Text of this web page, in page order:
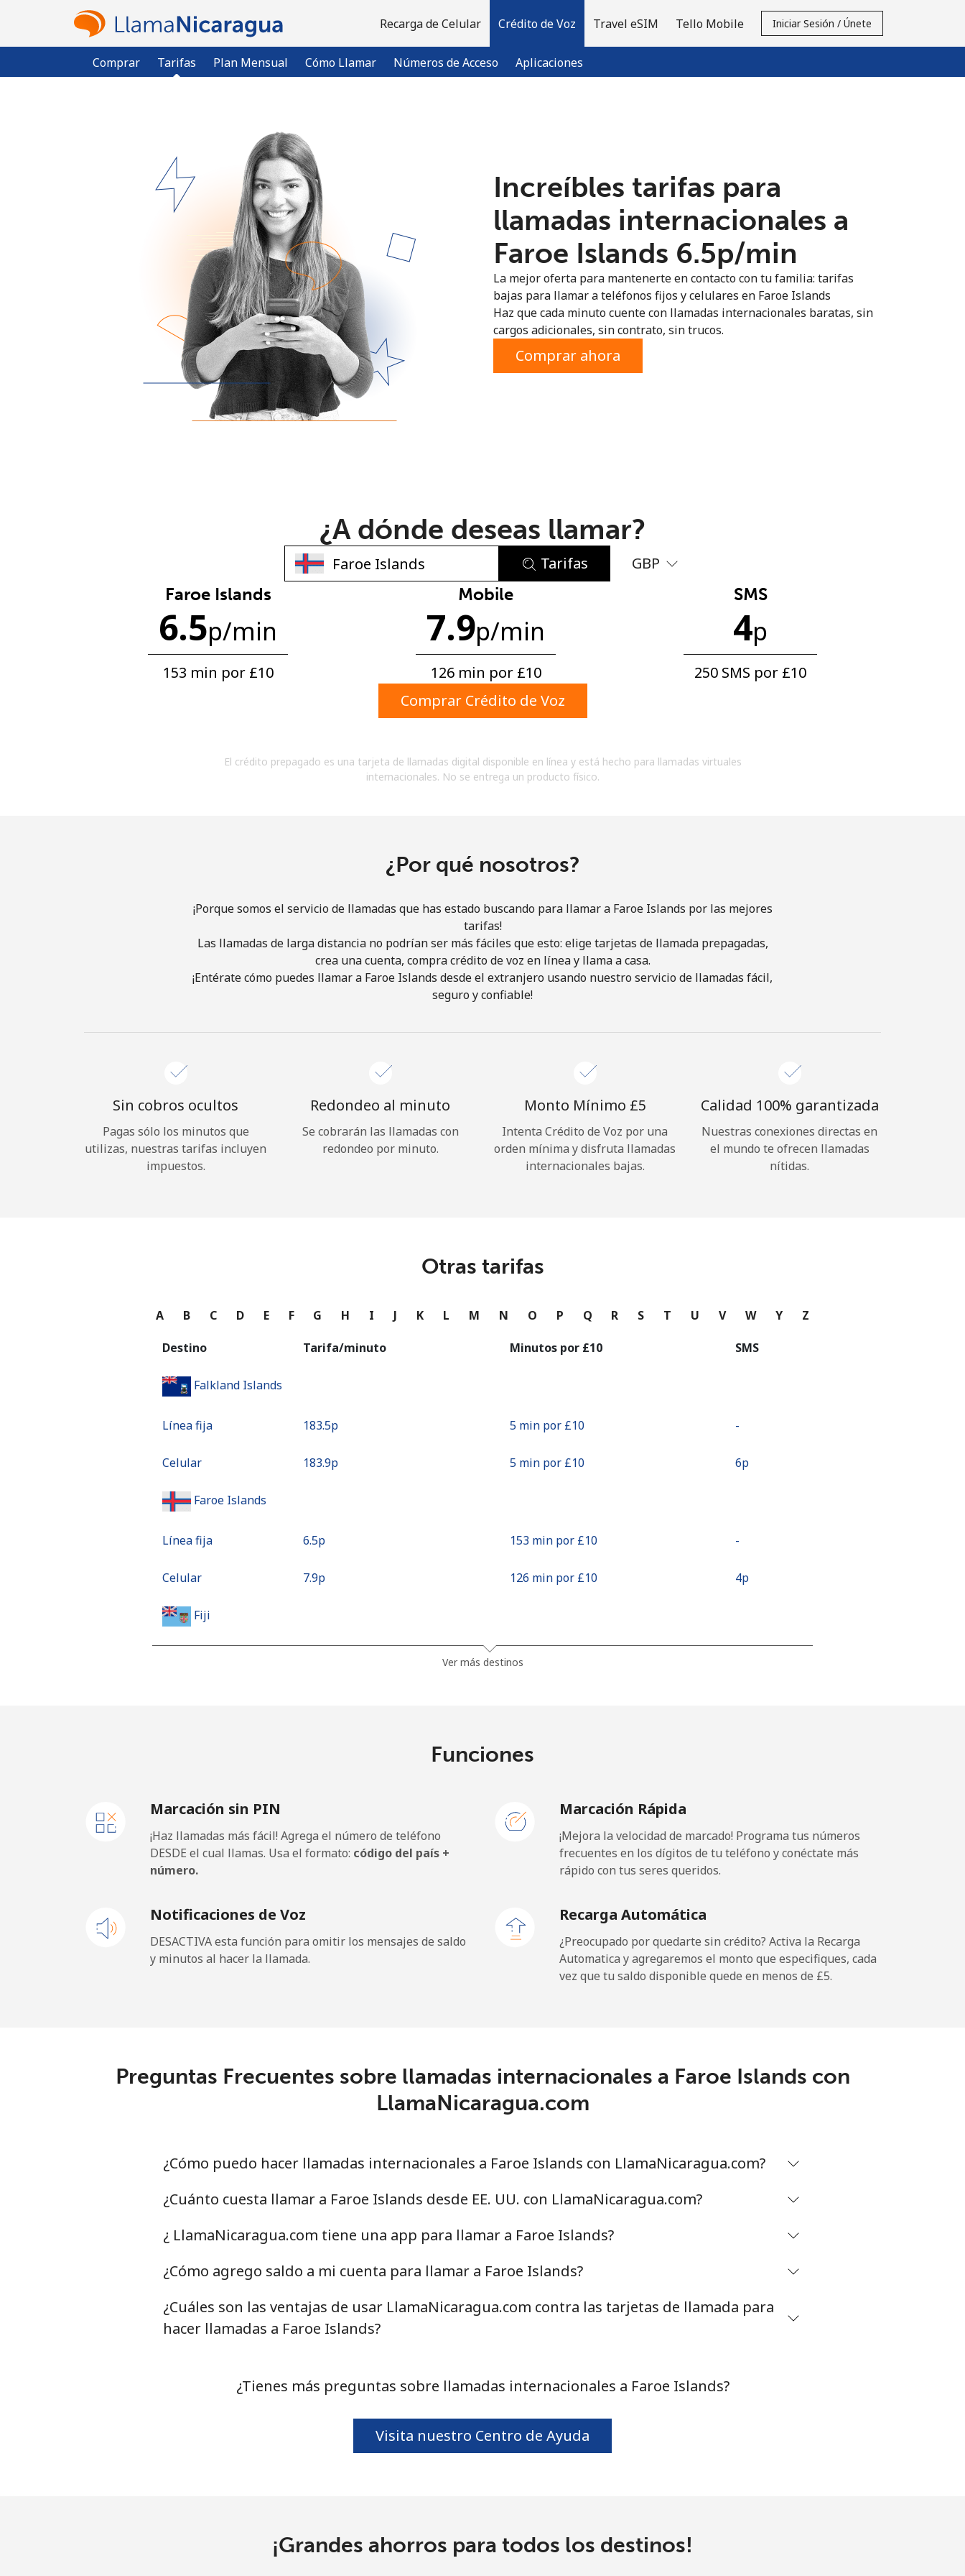
Recarga de Celular Crédito de Voz
Comprar Tarifas Plan Mensual Cómo Llamar Números de Acceso Aplicaciones
Travel eSIM Tello Mobile Iniciar Sesión / Únete
¿Ya tienes una cuenta? Inicia sesión →
Regístrate con
No se ha creado una contraseña
Mínimo 8 caracteres
Una letra mayúscula y una minúscula
Un caracter especial
acuerdo con estos
Términos y condiciones.
Únete
¡Hola!
Continuar con
Increíbles tarifas para
llamadas internacionales a
Faroe Islands ⁦6.5p⁩/min
La mejor oferta para mantenerte en contacto con tu familia: tarifas
bajas para llamar a teléfonos fijos y celulares en Faroe Islands
Haz que cada minuto cuente con llamadas internacionales baratas, sin
cargos adicionales, sin contrato, sin trucos.
Comprar ahora
¿A dónde deseas llamar?
Tarifas GBP
Faroe Islands
6.5p/min
153 min por ⁦£10⁩
Mobile
7.9p/min
126 min por ⁦£10⁩
SMS
4p
250 SMS por ⁦£10⁩
Comprar Crédito de Voz
El crédito prepagado es una tarjeta de llamadas digital disponible en línea y está hecho para llamadas virtuales
internacionales. No se entrega un producto físico.
¿Por qué nosotros?
¡Porque somos el servicio de llamadas que has estado buscando para llamar a Faroe Islands por las mejores
tarifas!
Las llamadas de larga distancia no podrían ser más fáciles que esto: elige tarjetas de llamada prepagadas,
crea una cuenta, compra crédito de voz en línea y llama a casa.
¡Entérate cómo puedes llamar a Faroe Islands desde el extranjero usando nuestro servicio de llamadas fácil,
seguro y confiable!
Sin cobros ocultos
Pagas sólo los minutos que
utilizas, nuestras tarifas incluyen
impuestos.
Redondeo al minuto
Se cobrarán las llamadas con
redondeo por minuto.
Monto Mínimo ⁦£5⁩
Intenta Crédito de Voz por una
orden mínima y disfruta llamadas
internacionales bajas.
Calidad 100% garantizada
Nuestras conexiones directas en
el mundo te ofrecen llamadas
nítidas.
Otras tarifas
A B C D E F G H I J K L M N O P Q R S T U V W Y Z
Destino Tarifa/minuto Minutos por ⁦£10⁩ SMS
Falkland Islands
Línea fija ⁦183.5p⁩ 5 min por ⁦£10⁩ -
Celular ⁦183.9p⁩ 5 min por ⁦£10⁩ ⁦6p⁩
Faroe Islands
Línea fija ⁦6.5p⁩ 153 min por ⁦£10⁩ -
Celular ⁦7.9p⁩ 126 min por ⁦£10⁩ ⁦4p⁩
Fiji
Celular 35 min por ⁦£10⁩
France
Celular ⁦2p⁩ 500 min por ⁦£10⁩
French Guiana
French Polynesia
37 min por ⁦£10⁩
Ver más destinos
Funciones
Marcación sin PIN
¡Haz llamadas más fácil! Agrega el número de teléfono
DESDE el cual llamas. Usa el formato: código del país +
número.
Marcación Rápida
¡Mejora la velocidad de marcado! Programa tus números
frecuentes en los dígitos de tu teléfono y conéctate más
rápido con tus seres queridos.
Notificaciones de Voz
DESACTIVA esta función para omitir los mensajes de saldo
y minutos al hacer la llamada.
Recarga Automática
¿Preocupado por quedarte sin crédito? Activa la Recarga
Automatica y agregaremos el monto que especifiques, cada
vez que tu saldo disponible quede en menos de ⁦£5⁩.
Preguntas Frecuentes sobre llamadas internacionales a Faroe Islands con
LlamaNicaragua.com
¿Cómo puedo hacer llamadas internacionales a Faroe Islands con LlamaNicaragua.com?
¿Cuánto cuesta llamar a Faroe Islands desde EE. UU. con LlamaNicaragua.com?
¿ LlamaNicaragua.com tiene una app para llamar a Faroe Islands?
¿Cómo agrego saldo a mi cuenta para llamar a Faroe Islands?
¿Cuáles son las ventajas de usar LlamaNicaragua.com contra las tarjetas de llamada para
hacer llamadas a Faroe Islands?
¿Tienes más preguntas sobre llamadas internacionales a Faroe Islands?
Visita nuestro Centro de Ayuda
¡Grandes ahorros para todos los destinos!